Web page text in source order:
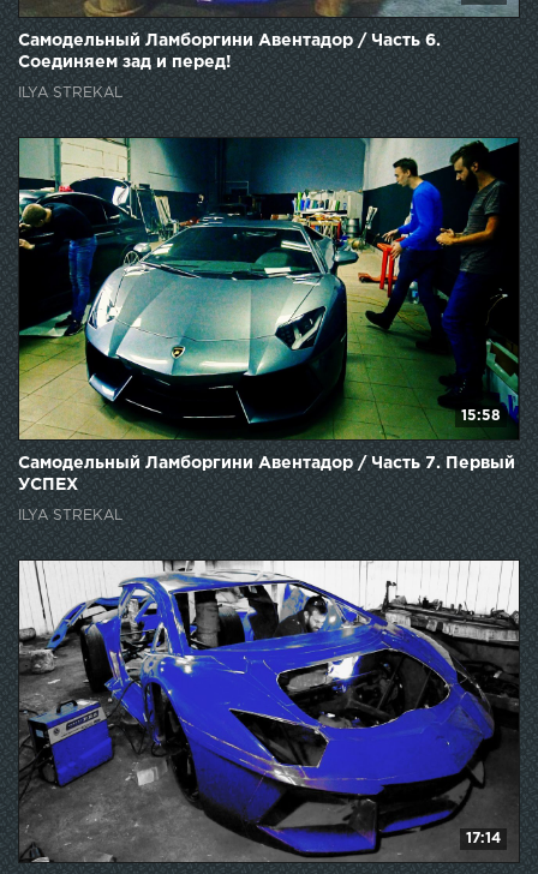
Самодельный Ламборгини Авентадор / Часть 6.
Соединяем зад и перед!
ILYA STREKAL
15:58
Самодельный Ламборгини Авентадор / Часть 7. Первый
УСПЕХ
ILYA STREKAL
17:14